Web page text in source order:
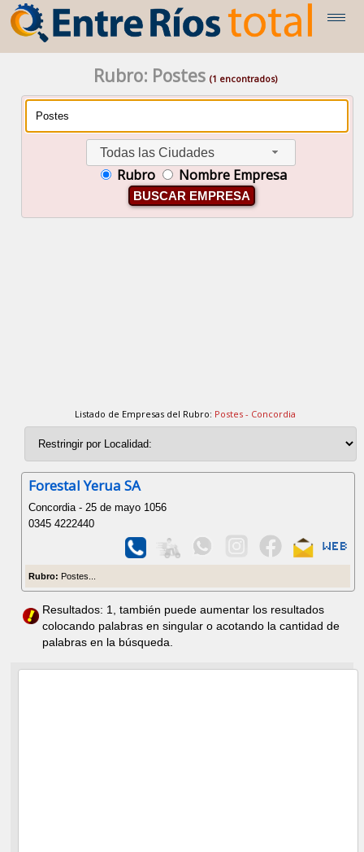
Rubro: Postes(1 encontrados)
Todas las Ciudades
Rubro Nombre Empresa
BUSCAR EMPRESA
Listado de Empresas del Rubro: Postes - Concordia
Forestal Yerua SA
Concordia - 25 de mayo 1056
0345 4222440
Rubro: Postes...
Resultados: 1, también puede aumentar los resultados
colocando palabras en singular o acotando la cantidad de
palabras en la búsqueda.